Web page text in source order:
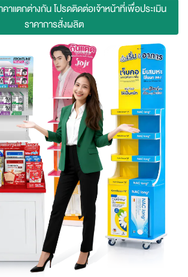
าแตกต่างกัน โปรดติดต่อเจ้าหน้าที่เพื่อประเมิน
ราคาการสั่งผลิต